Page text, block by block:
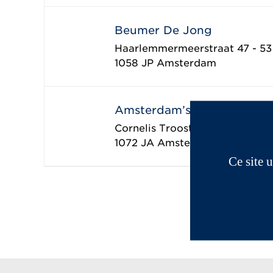
Beumer De Jong
Haarlemmermeerstraat 47 - 53
1058 JP Amsterdam
Amsterdam’s Scootercity
Cornelis Trooststraat 19-23
1072 JA Amsterdam
Ce site